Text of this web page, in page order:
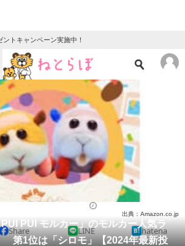
トキャンペーン実施中！
ニュース
クイズ
教育・育児
リサーチ
PUI モルカー」のモルカー人気ラ
第1位は「シロモ」【2024年最新投
出典：Amazon.co.jp
Share LINE hatena